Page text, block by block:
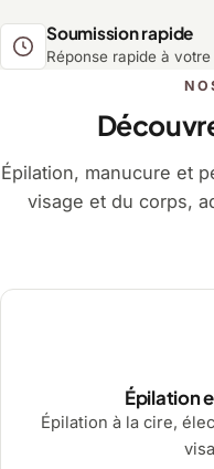
Soumission rapide
Réponse rapide à
Épilation, manucure et
visage et du corps,
Épilation
Épilation à la cire,